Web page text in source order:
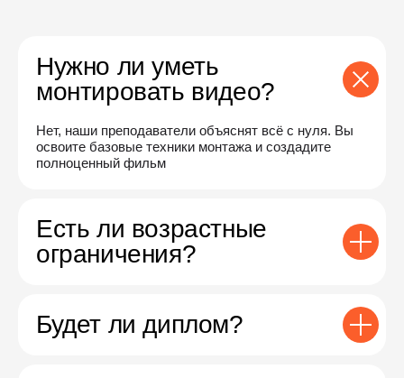
Нужно ли уметь
монтировать видео?
Нет, наши преподаватели объяснят всё с нуля. Вы
освоите базовые техники монтажа и создадите
полноценный фильм
Есть ли возрастные
ограничения?
Будет ли диплом?